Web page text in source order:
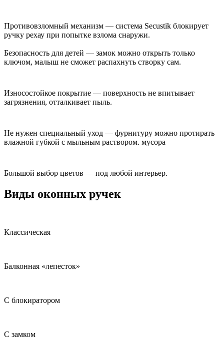
Противовзломный механизм — система Secustik блокирует
ручку рехау при попытке взлома снаружи.
Безопасность для детей — замок можно открыть только
ключом, малыш не сможет распахнуть створку сам.
Износостойкое покрытие — поверхность не впитывает
загрязнения, отталкивает пыль.
Не нужен специальный уход — фурнитуру можно протирать
влажной губкой с мыльным раствором. мусора
Большой выбор цветов — под любой интерьер.
Виды оконных ручек
Классическая
Балконная «лепесток»
С блокиратором
С замком